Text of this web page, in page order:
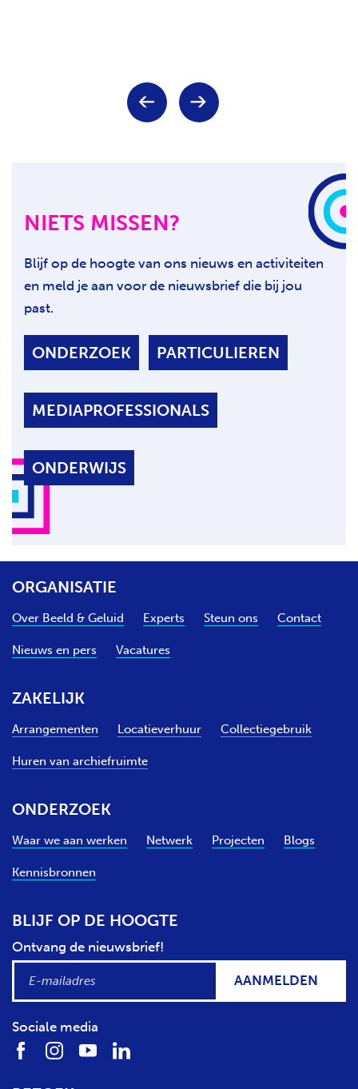
paginanummer
V
o
r
g
a
l
n
NIETS MISSEN?
Blijf op de hoogte van ons nieuws en activiteiten
en meld je aan voor de nieuwsbrief die bij jou
past.
ONDERZOEK PARTICULIEREN
MEDIAPROFESSIONALS
ONDERWIJS
ORGANISATIE
Over Beeld & Geluid Experts Steun ons Contact
Nieuws en pers Vacatures
ZAKELIJK
Arrangementen Locatieverhuur Collectiegebruik
Huren van archiefruimte
ONDERZOEK
Waar we aan werken Netwerk Projecten Blogs
Kennisbronnen
BLIJF OP DE HOOGTE
Ontvang de nieuwsbrief!
AANMELDEN
Sociale media